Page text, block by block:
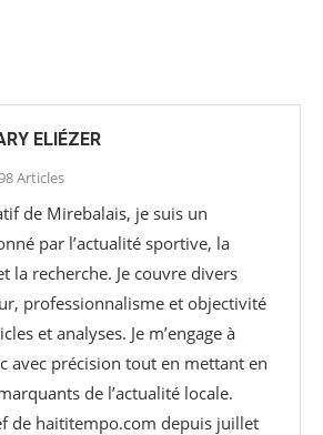
ELIÉZER
Articles
de Mirebalais, je suis un
par l’actualité sportive, la
la recherche. Je couvre divers
professionnalisme et objectivité
et analyses. Je m’engage à
avec précision tout en mettant en
de l’actualité locale.
de haititempo.com⁠ depuis juillet